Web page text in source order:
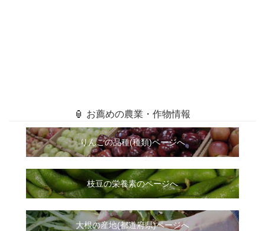
🏮 お薦めの農業・作物情報
りんごの品種(種類)ページへ
枝豆の栄養素のページへ
大根の産地(都道府県)ページへ